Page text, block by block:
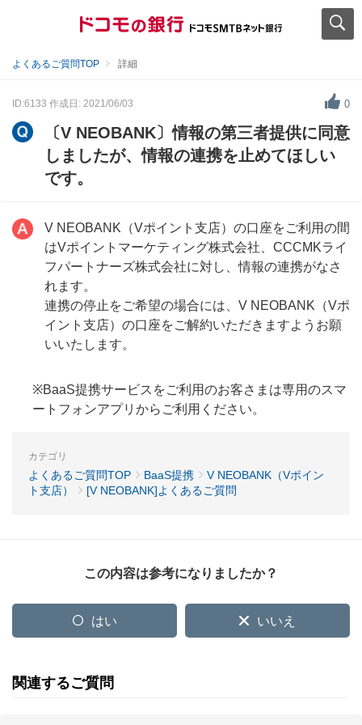
よくあるご質問TOP 詳細
ID:6133 作成日: 2021/06/03 0
〔V NEOBANK〕情報の第三者提供に同意
しましたが、情報の連携を止めてほしい
です。
V NEOBANK（Vポイント支店）の口座をご利用の間
はVポイントマーケティング株式会社、CCCMKライ
フパートナーズ株式会社に対し、情報の連携がなさ
れます。
連携の停止をご希望の場合には、V NEOBANK（Vポ
イント支店）の口座をご解約いただきますようお願
いいたします。
※BaaS提携サービスをご利用のお客さまは専用のスマ
ートフォンアプリからご利用ください。
カテゴリ
よくあるご質問TOP BaaS提携
V NEOBANK（Vポイン
ト支店）
[V NEOBANK]よくあるご質問
この内容は参考になりましたか？
はい いいえ
関連するご質問